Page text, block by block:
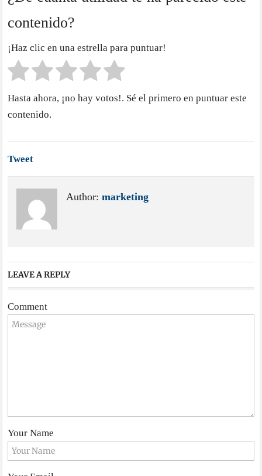
contenido?
¡Haz clic en una estrella para puntuar!
Hasta ahora, ¡no hay votos!. Sé el primero en puntuar este
contenido.
Tweet
Author:marketing
LEAVE A REPLY
Comment
Your Name